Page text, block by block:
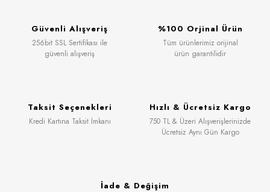
Güvenli Alışveriş
256bit SSL Sertifikası ile
güvenli alışveriş
%100 Orjinal Ürün
Tüm ürünlerimiz orijinal
ürün garantilidir
Taksit Seçenekleri
Kredi Kartına Taksit İmkanı
Hızlı & Ücretsiz Kargo
750 TL & Üzeri Alışverişlerinizde
Ücretsiz Aynı Gün Kargo
İade & Değişim